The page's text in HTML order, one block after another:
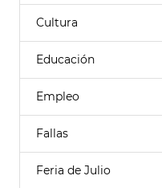
Cultura
Educación
Empleo
Fallas
Feria de Julio